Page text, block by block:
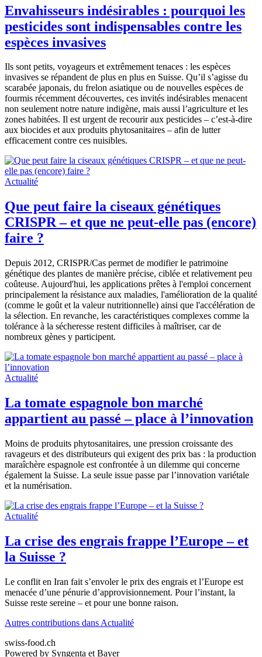
Envahisseurs indésirables : pourquoi les
pesticides sont indispensables contre les
espèces invasives
Ils sont petits, voyageurs et extrêmement tenaces : les espèces
invasives se répandent de plus en plus en Suisse. Qu’il s’agisse du
scarabée japonais, du frelon asiatique ou de nouvelles espèces de
fourmis récemment découvertes, ces invités indésirables menacent
non seulement notre nature indigène, mais aussi l’agriculture et les
zones habitées. Il est urgent de recourir aux pesticides – c’est-à-dire
aux biocides et aux produits phytosanitaires – afin de lutter
efficacement contre ces nuisibles.
Actualité
Que peut faire la ciseaux génétiques
CRISPR – et que ne peut-elle pas (encore)
faire ?
Depuis 2012, CRISPR/Cas permet de modifier le patrimoine
génétique des plantes de manière précise, ciblée et relativement peu
coûteuse. Aujourd'hui, les applications prêtes à l'emploi concernent
principalement la résistance aux maladies, l'amélioration de la qualité
(comme le goût et la valeur nutritionnelle) ainsi que l'accélération de
la sélection. En revanche, les caractéristiques complexes comme la
tolérance à la sécheresse restent difficiles à maîtriser, car de
nombreux gènes y participent.
Actualité
La tomate espagnole bon marché
appartient au passé – place à l’innovation
Moins de produits phytosanitaires, une pression croissante des
ravageurs et des distributeurs qui exigent des prix bas : la production
maraîchère espagnole est confrontée à un dilemme qui concerne
également la Suisse. La seule issue passe par l’innovation variétale
et la numérisation.
Actualité
La crise des engrais frappe l’Europe – et
la Suisse ?
Le conflit en Iran fait s’envoler le prix des engrais et l’Europe est
menacée d’une pénurie d’approvisionnement. Pour l’instant, la
Suisse reste sereine – et pour une bonne raison.
Autres contributions dans Actualité
swiss-food.ch
Powered by Syngenta et Bayer